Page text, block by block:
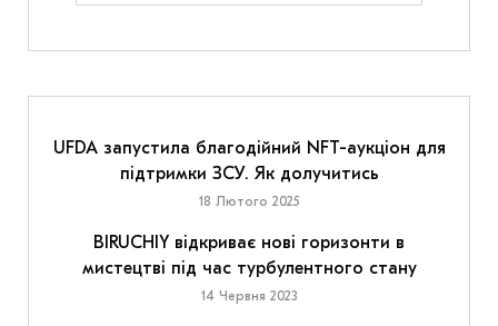
UFDA запустила благодійний NFT-аукціон для
підтримки ЗСУ. Як долучитись
18 Лютого 2025
BIRUCHIY відкриває нові горизонти в
мистецтві під час турбулентного стану
14 Червня 2023